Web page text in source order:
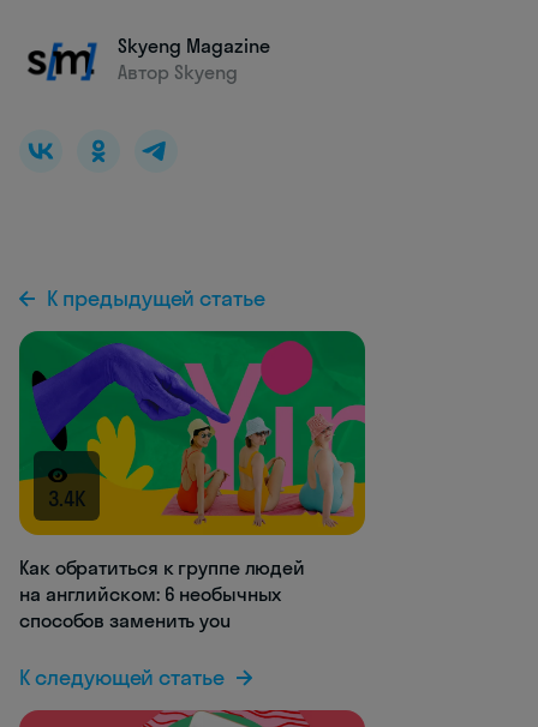
Skyeng Magazine
Автор Skyeng
К предыдущей статье
3.4K
Как обратиться к группе людей
на английском: 6 необычных
способов заменить you
К следующей статье